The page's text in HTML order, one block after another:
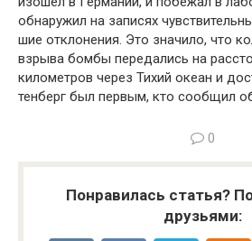
обнаружил на записях
шие отклонения. Это значило, что
взрыва бомбы передались на
километров через Тихий океан и
тенберг был первым, кто сообщил
0
Понравилась статья?
друзьями: